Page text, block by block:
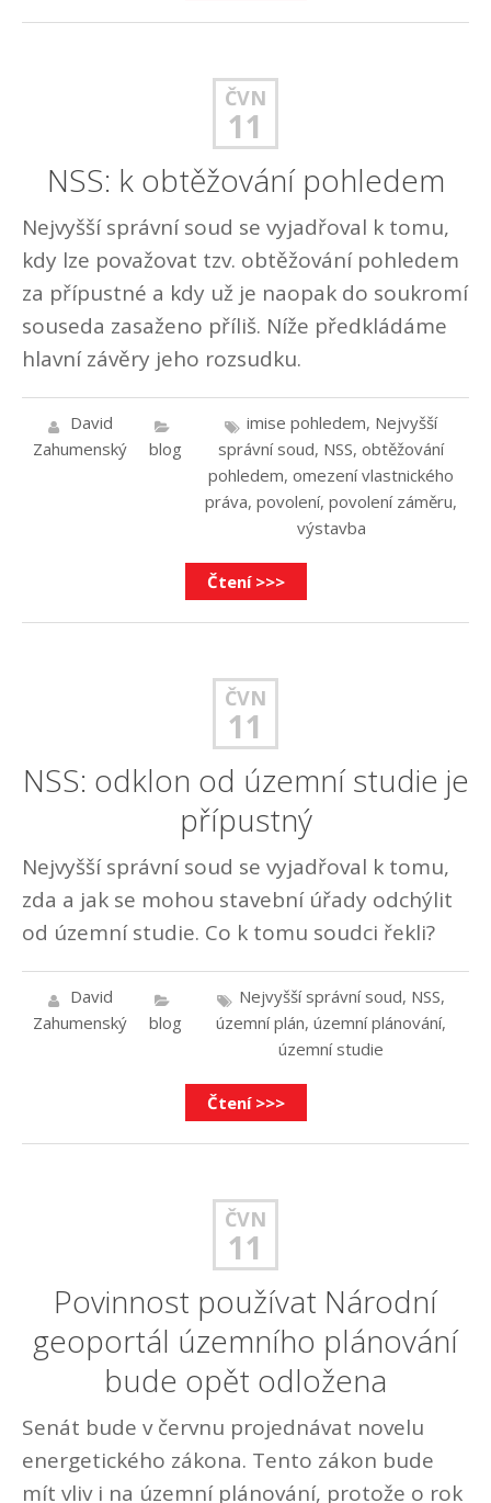
ČVN
11
NSS: k obtěžování pohledem
Nejvyšší správní soud se vyjadřoval k tomu,
kdy lze považovat tzv. obtěžování pohledem
za přípustné a kdy už je naopak do soukromí
souseda zasaženo příliš. Níže předkládáme
hlavní závěry jeho rozsudku.
David
Zahumenský
blog
imise pohledem, Nejvyšší
správní soud, NSS, obtěžování
pohledem, omezení vlastnického
práva, povolení, povolení záměru,
výstavba
Čtení >>>
ČVN
11
NSS: odklon od územní studie je
přípustný
Nejvyšší správní soud se vyjadřoval k tomu,
zda a jak se mohou stavební úřady odchýlit
od územní studie. Co k tomu soudci řekli?
David
Zahumenský
blog
Nejvyšší správní soud, NSS,
územní plán, územní plánování,
územní studie
Čtení >>>
ČVN
11
Povinnost používat Národní
geoportál územního plánování
bude opět odložena
Senát bude v červnu projednávat novelu
energetického zákona. Tento zákon bude
mít vliv i na územní plánování, protože o rok